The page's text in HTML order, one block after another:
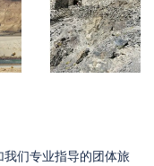
们专业指导的团体旅